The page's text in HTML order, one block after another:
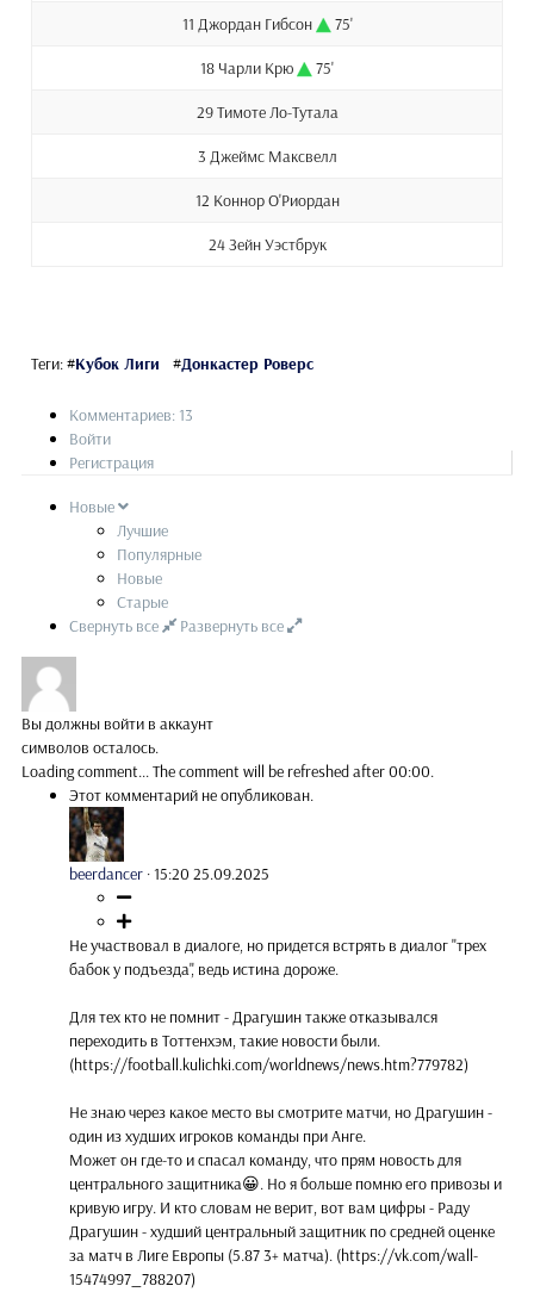
11 Джордан Гибсон 75'
18 Чарли Крю 75'
29 Тимоте Ло-Тутала
3 Джеймс Максвелл
12 Коннор О'Риордан
24 Зейн Уэстбрук
Теги:#Кубок Лиги #Донкастер Роверс
Комментариев: 13
Войти
Регистрация
Новые
Лучшие
Популярные
Новые
Старые
Свернуть все
Развернуть все
Вы должны войти в аккаунт
символов осталось.
Loading comment...The comment will be refreshed after00:00.
Этот комментарий не опубликован.
beerdancer ·15:20 25.09.2025
Не участвовал в диалоге, но придется встрять в диалог "трех
бабок у подъезда", ведь истина дороже.
Для тех кто не помнит - Драгушин также отказывался
переходить в Тоттенхэм, такие новости были.
(https://football.kulichki.com/worldnews/news.htm?779782)
Не знаю через какое место вы смотрите матчи, но Драгушин -
один из худших игроков команды при Анге.
Может он где-то и спасал команду, что прям новость для
центрального защитника😀. Но я больше помню его привозы и
кривую игру. И кто словам не верит, вот вам цифры - Раду
Драгушин - худший центральный защитник по средней оценке
за матч в Лиге Европы (5.87 3+ матча). (https://vk.com/wall-
15474997_788207)